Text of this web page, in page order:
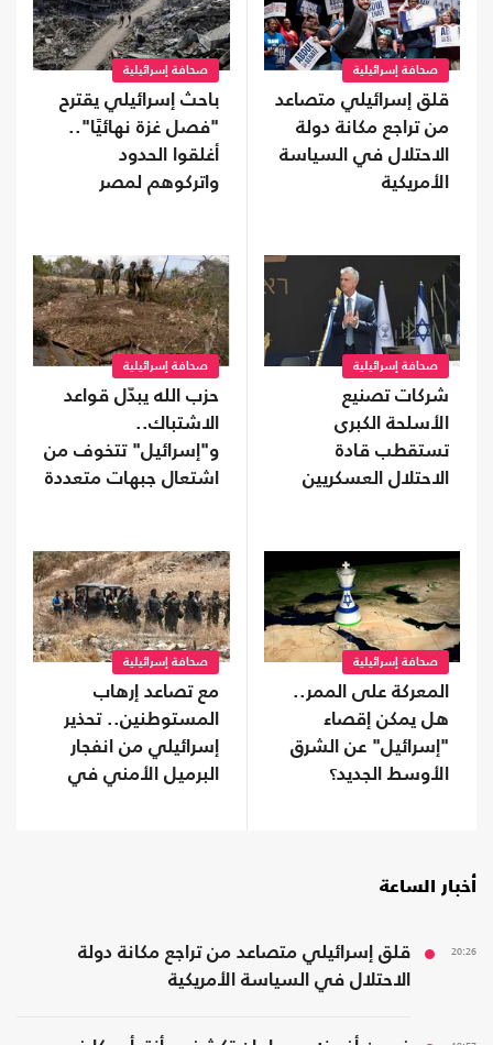
صحافة إسرائيلية
قلق إسرائيلي متصاعد
من تراجع مكانة دولة
الاحتلال في السياسة
الأمريكية
صحافة إسرائيلية
باحث إسرائيلي يقترح
"فصل غزة نهائيًا"..
أغلقوا الحدود
واتركوهم لمصر
صحافة إسرائيلية
شركات تصنيع
الأسلحة الكبرى
تستقطب قادة
الاحتلال العسكريين
صحافة إسرائيلية
حزب الله يبدّل قواعد
الاشتباك..
و"إسرائيل" تتخوف من
اشتعال جبهات متعددة
صحافة إسرائيلية
المعركة على الممر..
هل يمكن إقصاء
"إسرائيل" عن الشرق
الأوسط الجديد؟
صحافة إسرائيلية
مع تصاعد إرهاب
المستوطنين.. تحذير
إسرائيلي من انفجار
البرميل الأمني في
أخبار الساعة
20:26
قلق إسرائيلي متصاعد من تراجع مكانة دولة
الاحتلال في السياسة الأمريكية